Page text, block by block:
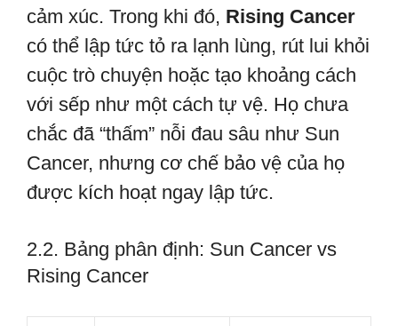
cảm xúc. Trong khi đó, Rising Cancer
có thể lập tức tỏ ra lạnh lùng, rút lui khỏi
cuộc trò chuyện hoặc tạo khoảng cách
với sếp như một cách tự vệ. Họ chưa
chắc đã “thấm” nỗi đau sâu như Sun
Cancer, nhưng cơ chế bảo vệ của họ
được kích hoạt ngay lập tức.
2.2. Bảng phân định: Sun Cancer vs
Rising Cancer